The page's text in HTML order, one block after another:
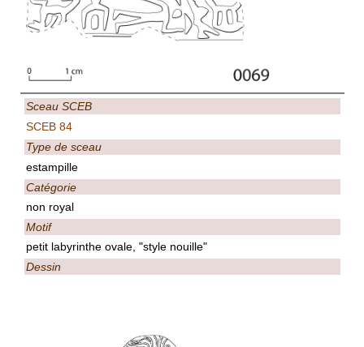
Sceau SCEB
SCEB 84
Type de sceau
estampille
Catégorie
non royal
Motif
petit labyrinthe ovale, "style nouille"
Dessin